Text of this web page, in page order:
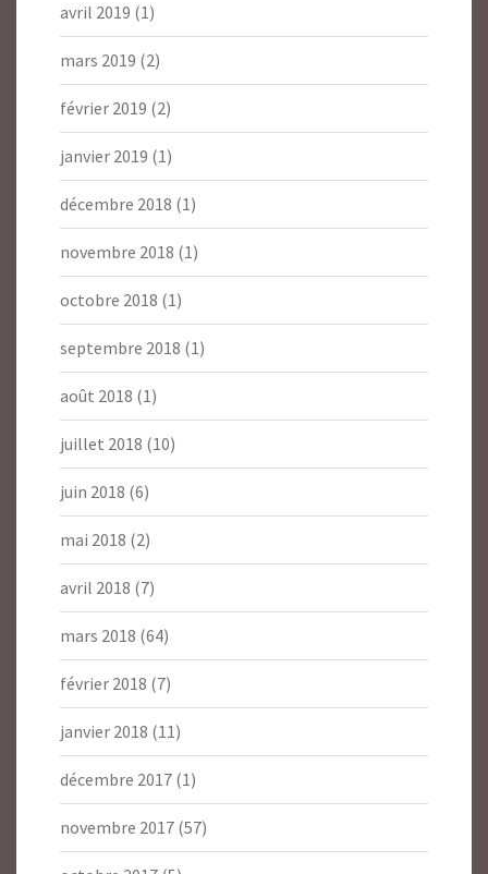
avril 2019 (1)
mars 2019 (2)
février 2019 (2)
janvier 2019 (1)
décembre 2018 (1)
novembre 2018 (1)
octobre 2018 (1)
septembre 2018 (1)
août 2018 (1)
juillet 2018 (10)
juin 2018 (6)
mai 2018 (2)
avril 2018 (7)
mars 2018 (64)
février 2018 (7)
janvier 2018 (11)
décembre 2017 (1)
novembre 2017 (57)